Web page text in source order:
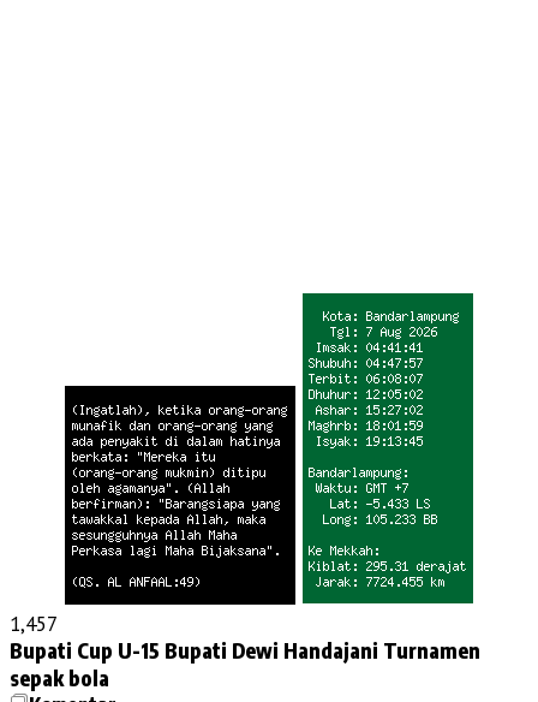
1,457
Bupati Cup U-15 Bupati Dewi Handajani Turnamen
sepak bola